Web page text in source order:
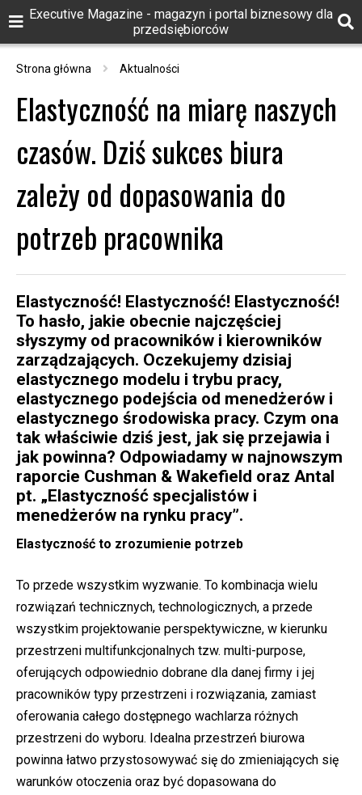
Executive Magazine - magazyn i portal biznesowy dla
przedsiębiorców
Strona główna Aktualności
Elastyczność na miarę naszych
czasów. Dziś sukces biura
zależy od dopasowania do
potrzeb pracownika
Elastyczność! Elastyczność! Elastyczność!
To hasło, jakie obecnie najczęściej
słyszymy od pracowników i kierowników
zarządzających. Oczekujemy dzisiaj
elastycznego modelu i trybu pracy,
elastycznego podejścia od menedżerów i
elastycznego środowiska pracy. Czym ona
tak właściwie dziś jest, jak się przejawia i
jak powinna? Odpowiadamy w najnowszym
raporcie Cushman & Wakefield oraz Antal
pt. „Elastyczność specjalistów i
menedżerów na rynku pracy”.
Elastyczność to zrozumienie potrzeb
To przede wszystkim wyzwanie. To kombinacja wielu
rozwiązań technicznych, technologicznych, a przede
wszystkim projektowanie perspektywiczne, w kierunku
przestrzeni multifunkcjonalnych tzw. multi-purpose,
oferujących odpowiednio dobrane dla danej firmy i jej
pracowników typy przestrzeni i rozwiązania, zamiast
oferowania całego dostępnego wachlarza różnych
przestrzeni do wyboru. Idealna przestrzeń biurowa
powinna łatwo przystosowywać się do zmieniających się
warunków otoczenia oraz być dopasowana do